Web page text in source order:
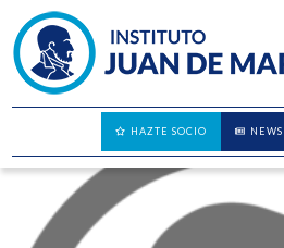
HAZTE SOCIO